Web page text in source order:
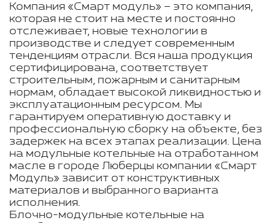
Компания «Смарт модуль» – это компания,
которая не стоит на месте и постоянно
отслеживает, новые технологии в
производстве и следует современным
тенденциям отрасли. Вся наша продукция
сертифицирована, соответствует
строительным, пожарным и санитарным
нормам, обладает высокой ликвидностью и
эксплуатационным ресурсом. Мы
гарантируем оперативную доставку и
профессиональную сборку на объекте, без
задержек на всех этапах реализации. Цена
на модульные котельные на отработанном
масле в городе Люберцы компании «Смарт
Модуль» зависит от конструктивных
материалов и выбранного варианта
исполнения.
Блочно-модульные котельные на